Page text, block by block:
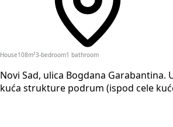
House 108 m² 3-bedroom1 bathroom
Novi Sad, ulica Bogdana
kuća strukture podrum (ispod cele